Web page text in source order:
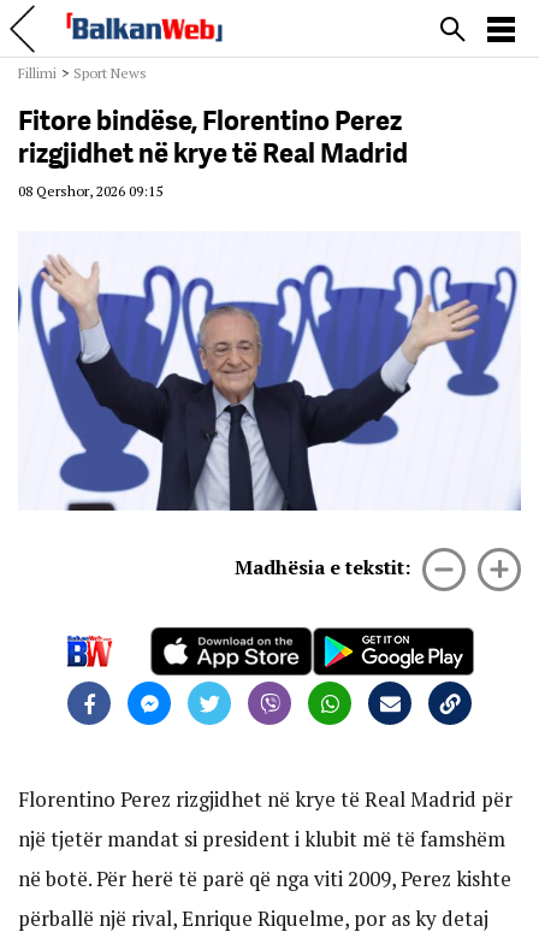
Fillimi > Sport News
Fitore bindëse, Florentino Perez
rizgjidhet në krye të Real Madrid
08 Qershor, 2026 09:15
Madhësia e tekstit:
Florentino Perez rizgjidhet në krye të Real Madrid për
një tjetër mandat si president i klubit më të famshëm
në botë. Për herë të parë që nga viti 2009, Perez kishte
përballë një rival, Enrique Riquelme, por as ky detaj